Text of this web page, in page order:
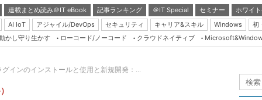
連載まとめ読み＠IT eBook 記事ランキング ＠IT Special セミナー
ホワイ
AI IoT
アジャイル/DevOps セキュリティ キャリア&スキル Windows
初
Server & Storage
かし守り生かす ローコード/ノーコード クラウドネイティブ
グインのインストールと使用と新規開発：...